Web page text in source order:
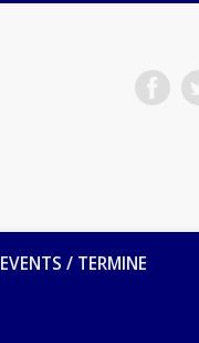
EVENTS / TERMINE